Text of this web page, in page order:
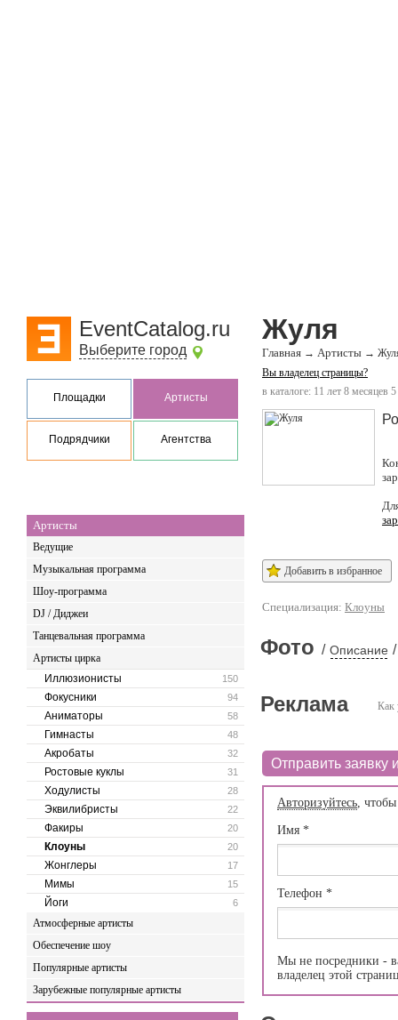
EventCatalog.ru
Выберите город
Площадки Артисты
Подрядчики Агентства
Артисты
Ведущие
Музыкальная программа
Шоу-программа
DJ / Диджеи
Танцевальная программа
Артисты цирка
150
Иллюзионисты
94
Фокусники
58
Аниматоры
48
Гимнасты
32
Акробаты
31
Ростовые куклы
28
Ходулисты
22
Эквилибристы
20
Факиры
20
Клоуны
17
Жонглеры
15
Мимы
6
Йоги
Атмосферные артисты
Обеспечение шоу
Популярные артисты
Зарубежные популярные артисты
Жуля
Главная → Артисты →
Вы владелец страницы?
в каталоге: 11 лет 8 месяцев
Добавить в избранное
Специализация: Клоуны
Фото / Описание /
Как
Реклама
Отправить заявку
Авторизуйтесь,
Имя *
Телефон *
Мы не посредники -
владелец этой